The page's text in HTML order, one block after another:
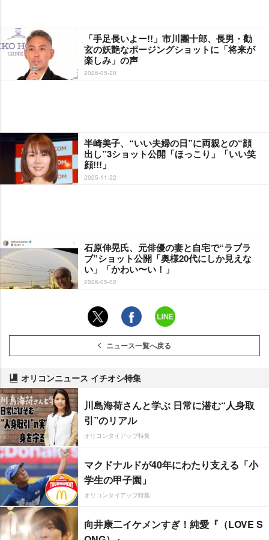
「手足長いよー!!」市川團十郎、長男・勸
玄の妖艶なポージングショットに「将来が
楽しみ」の声
2026-05-20
半崎美子、“いい夫婦の日”に両親との“顔
出し”3ショット公開「ほっこり」「いい笑
顔!!!」
2025-11-22
石原伸晃氏、元俳優の妻と自宅で“ラブラ
ブ”ショット公開「奥様20代にしか見えな
い」「かわい〜い！」
2026-05-02
ニュース一覧へ戻る
オリコンニュース イチオシ特集
川島海荷さんと学ぶ 日常に潜む“人身取
引”のリアル
オリコンタイアップ特集
マクドナルドが40年にわたり支える「小
学生の甲子園」
オリコンタイアップ特集
向井康二イケメンすぎ！純愛『（LOVE S